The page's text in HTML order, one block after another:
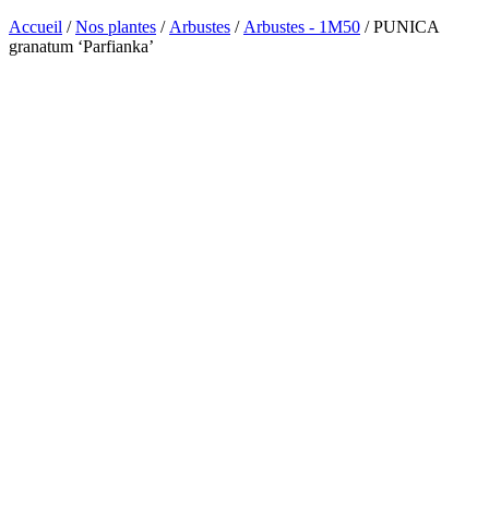
Accueil /Nos plantes / Arbustes / Arbustes - 1M50 / PUNICA
granatum ‘Parfianka’